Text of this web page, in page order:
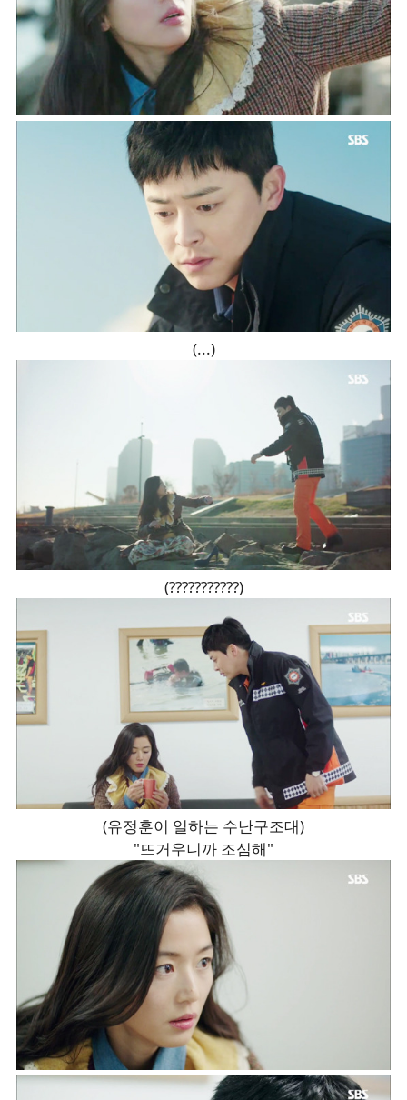
(...)
(???????????)
(유정훈이 일하는 수난구조대)
"뜨거우니까 조심해"